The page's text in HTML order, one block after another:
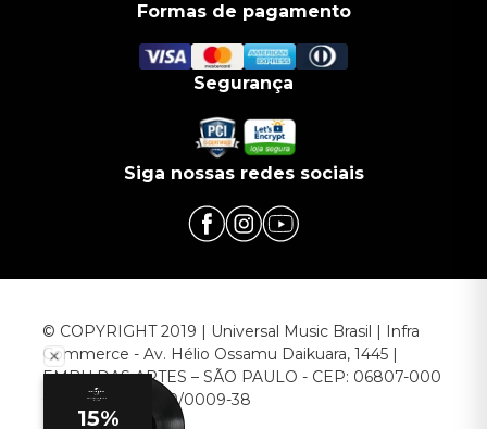
Formas de pagamento
Segurança
Siga nossas redes sociais
© COPYRIGHT 2019 | Universal Music Brasil | Infra
Commerce - Av. Hélio Ossamu Daikuara, 1445 |
EMBU DAS ARTES – SÃO PAULO - CEP: 06807-000
CNPJ: 00.952.789/0009-38